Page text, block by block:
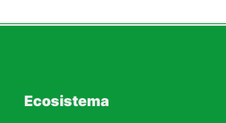
Ecosistema